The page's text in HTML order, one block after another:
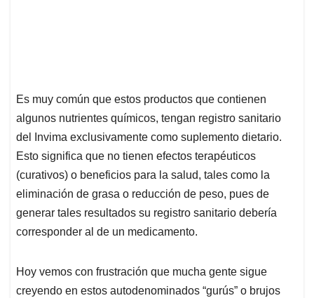
Es muy común que estos productos que contienen
algunos nutrientes químicos, tengan registro sanitario
del Invima exclusivamente como suplemento dietario.
Esto significa que no tienen efectos terapéuticos
(curativos) o beneficios para la salud, tales como la
eliminación de grasa o reducción de peso, pues de
generar tales resultados su registro sanitario debería
corresponder al de un medicamento.
Hoy vemos con frustración que mucha gente sigue
creyendo en estos autodenominados “gurús” o brujos